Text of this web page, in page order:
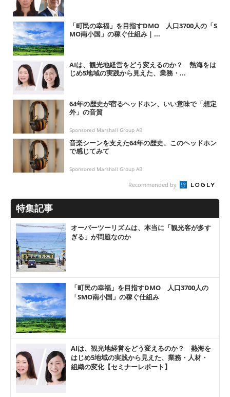
「町民の幸福」を目指すDMO 人口3700人の「S
MO南小国」の稼ぐ仕組み | ...
AIは、観光地経営をどう変えるのか？ 熱海をは
じめ5地域の実践から見えた、業務・...
64年の歴史が宿るヘッドホン、いい意味で「想定
外」の音質
Sponsored Marshall Group AB
音楽シーンを支えた64年の歴史、このヘッドホン
で感じてみて
Sponsored Marshall Group AB
Recommended by
特集記事
オーバーツーリズムは、本当に「観光客が多す
ぎる」が問題なのか
「町民の幸福」を目指すDMO 人口3700人の
「SMO南小国」の稼ぐ仕組み
AIは、観光地経営をどう変えるのか？ 熱海を
はじめ5地域の実践から見えた、業務・人材・
組織の変化【セミナーレポート】